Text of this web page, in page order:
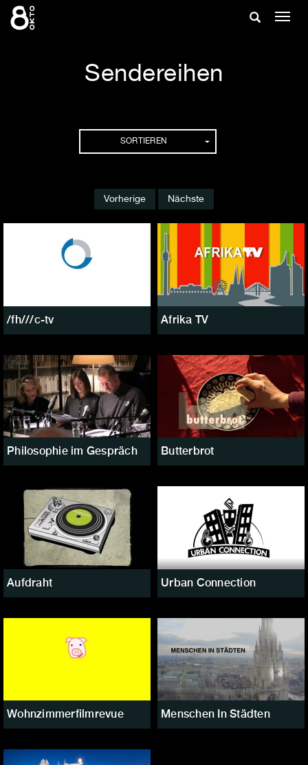
Zum
Inhalt
Suche
Sendereihen
SendereihenSORTIEREN
Vorherige Nächste
/fh///c-tv Afrika TV
Philosophie im Gespräch Butterbrot
Aufdraht Urban Connection
Wohnzimmerfilmrevue Menschen In Städten